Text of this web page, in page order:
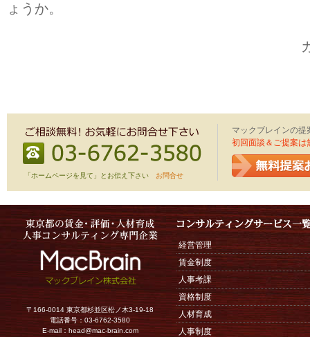
ょうか。
マックブレインの
初回面談＆ご提案は
「ホームページを見て」とお伝え下さい お問合せ
〒166-0014 東京都杉並区松ノ木3-19-18
電話番号：03-6762-3580
E-mail： head@mac-brain.com
経営管理
賃金制度
人事考課
資格制度
人材育成
人事制度